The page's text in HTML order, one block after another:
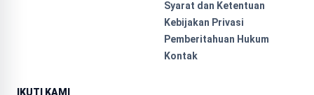
Syarat dan Ketentuan
Kebijakan Privasi
Pemberitahuan Hukum
Kontak
IKUTI KAMI